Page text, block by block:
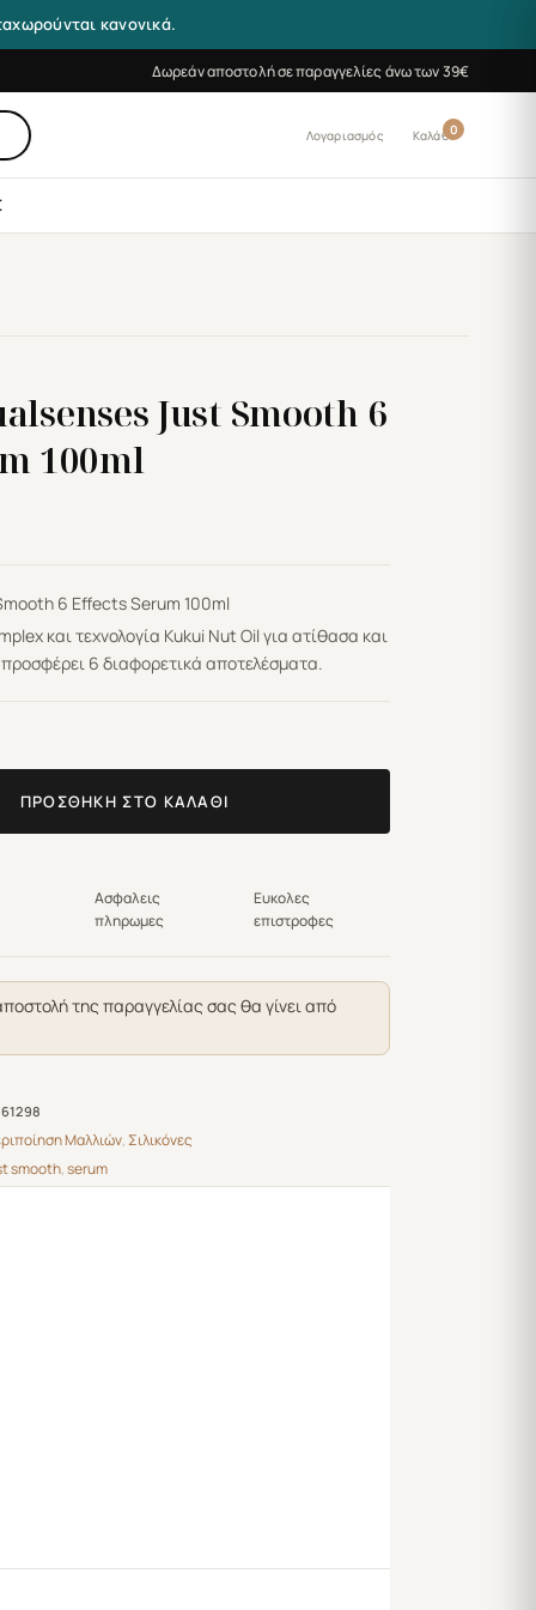
κανονικά.
Δωρεάν αποστολή σε παραγγελίες άνω των 39€
Λογαριασμός 0
Καλάθι
Just Smooth 6
100ml
6 Effects Serum 100ml
και τεχνολογία Kukui Nut Oil για ατίθασα και
6 διαφορετικά αποτελέσματα.
ΠΡΟΣΘΉΚΗ ΣΤΟ ΚΑΛΆΘΙ
Ασφαλεις
πληρωμες
Ευκολες
επιστροφες
της παραγγελίας σας θα γίνει από
Μαλλιών,Σιλικόνες
smooth,serum